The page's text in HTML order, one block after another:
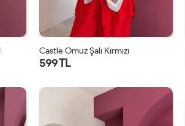
STD
Castle Omuz Şalı Kırmızı
599 TL